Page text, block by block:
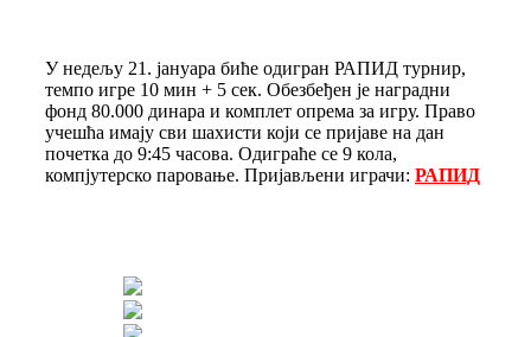
У недељу 21. јануара биће одигран РАПИД турнир,
темпо игре 10 мин + 5 сек. Обезбеђен је наградни
фонд 80.000 динара и комплет опрема за игру. Право
учешћа имају сви шахисти који се пријаве на дан
почетка до 9:45 часова. Одиграће се 9 кола,
компјутерско паровање. Пријављени играчи: РАПИД